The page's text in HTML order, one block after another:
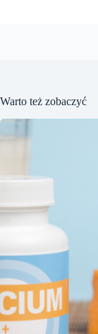
Warto też zobaczyć